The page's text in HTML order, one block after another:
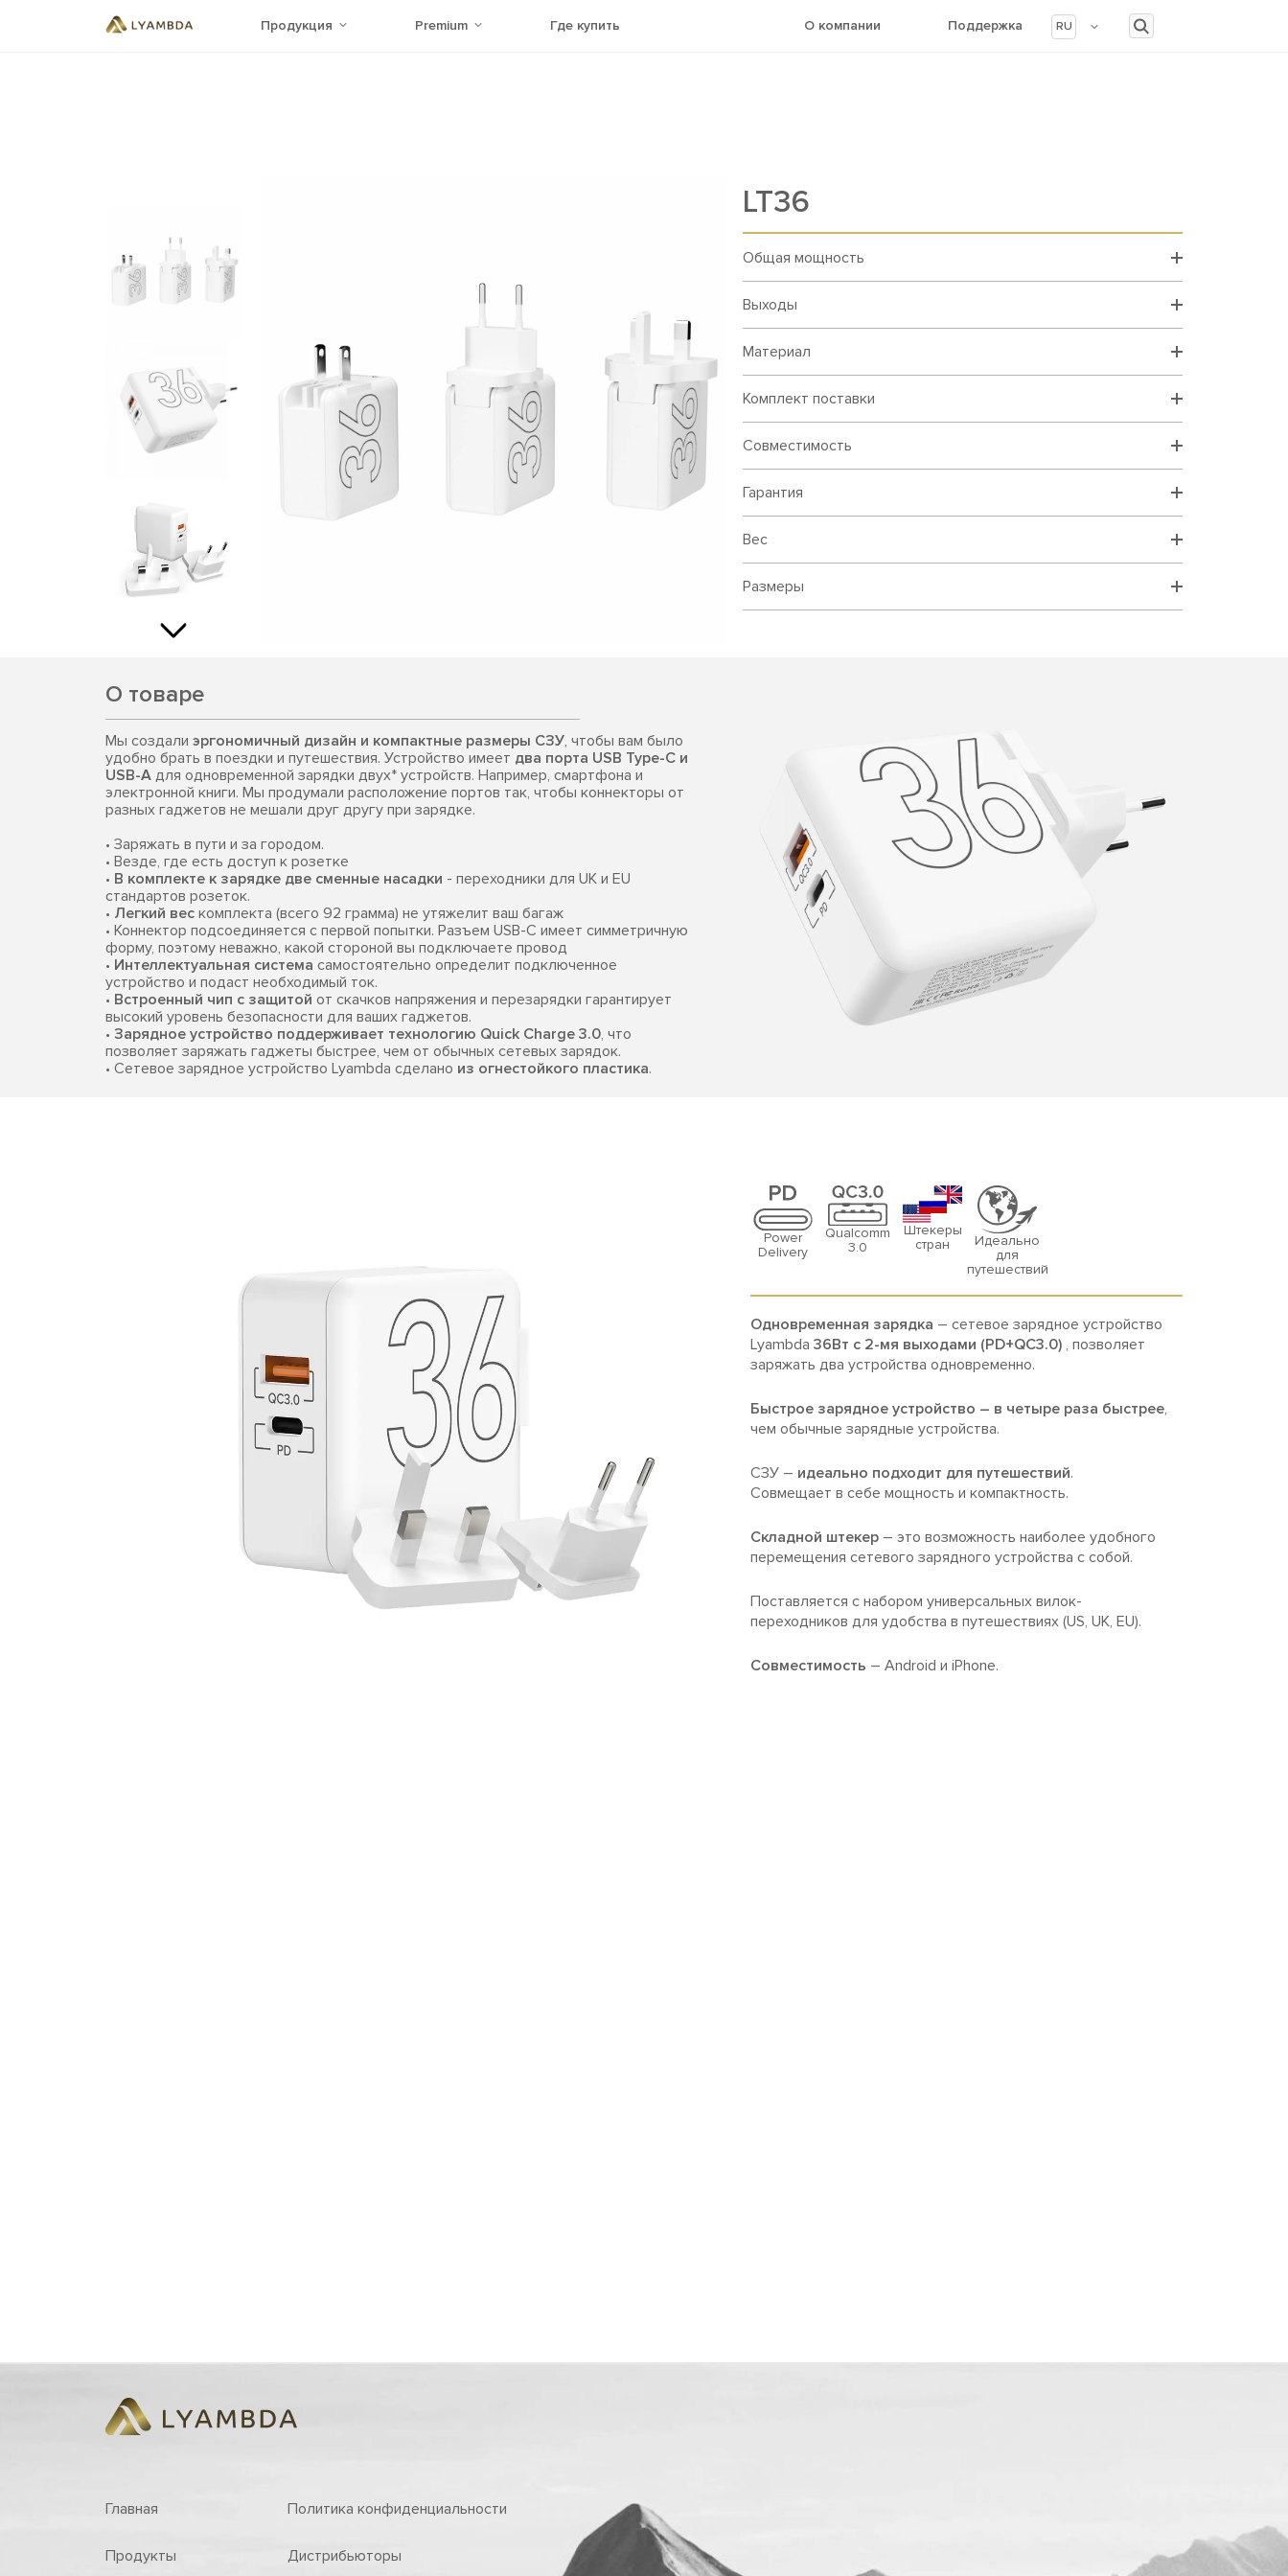
Продукция Premium Где купить О компании Поддержка RU
LT36
Общая мощность
Выходы
Материал
Комплект поставки
Совместимость
Гарантия
Вес
Размеры
О товаре
Мы создали эргономичный дизайн и компактные размеры СЗУ, чтобы вам было
удобно брать в поездки и путешествия. Устройство имеет два порта USB Type-C и
USB-A для одновременной зарядки двух* устройств. Например, смартфона и
электронной книги. Мы продумали расположение портов так, чтобы коннекторы от
разных гаджетов не мешали друг другу при зарядке.
• Заряжать в пути и за городом.
• Везде, где есть доступ к розетке
• В комплекте к зарядке две сменные насадки - переходники для UK и EU
стандартов розеток.
• Легкий вес комплекта (всего 92 грамма) не утяжелит ваш багаж
• Коннектор подсоединяется с первой попытки. Разъем USB-C имеет симметричную
форму, поэтому неважно, какой стороной вы подключаете провод
• Интеллектуальная система самостоятельно определит подключенное
устройство и подаст необходимый ток.
• Встроенный чип с защитой от скачков напряжения и перезарядки гарантирует
высокий уровень безопасности для ваших гаджетов.
• Зарядное устройство поддерживает технологию Quick Charge 3.0, что
позволяет заряжать гаджеты быстрее, чем от обычных сетевых зарядок.
• Сетевое зарядное устройство Lyambda сделано из огнестойкого пластика.
Power
Delivery
Qualcomm
3.0
Штекеры
стран
Идеально
для
путешествий
Одновременная зарядка – сетевое зарядное устройство
Lyambda 36Вт c 2-мя выходами (PD+QC3.0) , позволяет
заряжать два устройства одновременно.
Быстрое зарядное устройство – в четыре раза быстрее,
чем обычные зарядные устройства.
СЗУ – идеально подходит для путешествий.
Совмещает в себе мощность и компактность.
Складной штекер – это возможность наиболее удобного
перемещения сетевого зарядного устройства с собой.
Поставляется с набором универсальных вилок-
переходников для удобства в путешествиях (US, UK, EU).
Совместимость – Android и iPhone.
Главная
Продукты
Политика конфиденциальности
Дистрибьюторы